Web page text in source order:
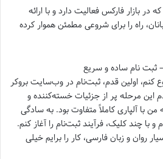
بازار فارکس فعالیت دارد و با ارائه
راه را برای شروعی مطمئن هموار کرده
– ثبت نام ساده و سریع
اولین قدم، ثبت‌نام در وب‌سایت بروکر
این مرحله پر از جزئیات خسته‌کننده و
با آلپاری کاملاً متفاوت بود. به سادگی
با چند کلیک، فرآیند ثبت‌نام را آغاز کنم.
روان و زبان فارسی، کار را برایم خیلی